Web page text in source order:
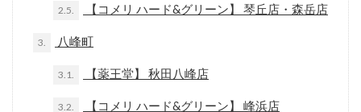
2.5. 【コメリ ハード&グリーン】 琴丘店・森岳店
3. 八峰町
3.1. 【薬王堂】 秋田八峰店
3.2. 【コメリ ハード&グリーン】 峰浜店